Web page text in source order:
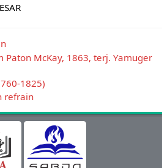
Paton McKay, 1863, terj. Yamuger
1825)
refrain